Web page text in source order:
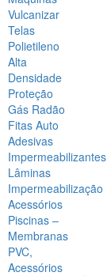
Vulcanizar
Telas
Polietileno
Alta
Densidade
Proteção
Gás Radão
Fitas Auto
Adesivas
Impermeabilizantes
Lâminas
Impermeabilização
Acessórios
Piscinas –
Membranas
PVC,
Acessórios